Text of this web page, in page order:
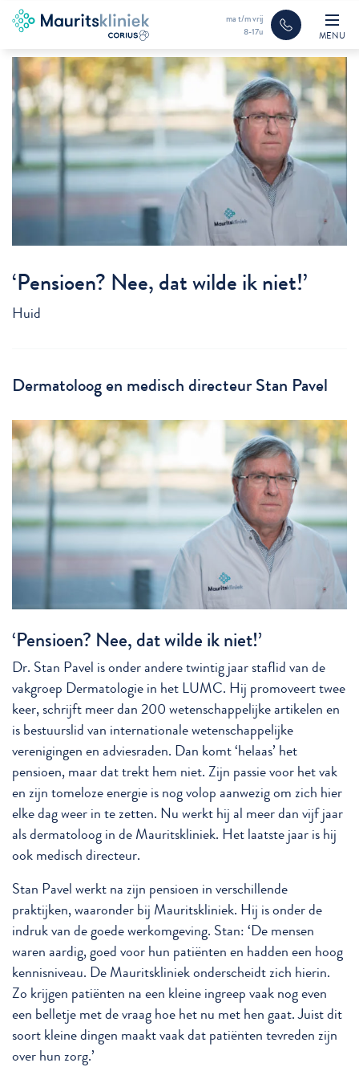
ma t/m vrij
8-17u
MENU
‘Pensioen? Nee, dat wilde ik niet!’
Huid
Dermatoloog en medisch directeur Stan Pavel
‘Pensioen? Nee, dat wilde ik niet!’
Dr. Stan Pavel is onder andere twintig jaar staflid van de
vakgroep Dermatologie in het LUMC. Hij promoveert twee
keer, schrijft meer dan 200 wetenschappelijke artikelen en
is bestuurslid van internationale wetenschappelijke
verenigingen en adviesraden. Dan komt ‘helaas’ het
pensioen, maar dat trekt hem niet. Zijn passie voor het vak
en zijn tomeloze energie is nog volop aanwezig om zich hier
elke dag weer in te zetten. Nu werkt hij al meer dan vijf jaar
als dermatoloog in de Mauritskliniek. Het laatste jaar is hij
ook medisch directeur.
Stan Pavel werkt na zijn pensioen in verschillende
praktijken, waaronder bij Mauritskliniek. Hij is onder de
indruk van de goede werkomgeving. Stan: ‘De mensen
waren aardig, goed voor hun patiënten en hadden een hoog
kennisniveau. De Mauritskliniek onderscheidt zich hierin.
Zo krijgen patiënten na een kleine ingreep vaak nog even
een belletje met de vraag hoe het nu met hen gaat. Juist dit
soort kleine dingen maakt vaak dat patiënten tevreden zijn
over hun zorg.’